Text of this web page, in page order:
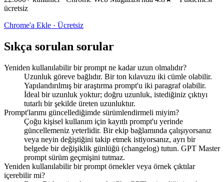
ücretsiz
Chrome'a Ekle · Ücretsiz
Sıkça sorulan sorular
Yeniden kullanılabilir bir prompt ne kadar uzun olmalıdır?
Uzunluk göreve bağlıdır. Bir ton kılavuzu iki cümle olabilir.
Yapılandırılmış bir araştırma prompt'u iki paragraf olabilir.
İdeal bir uzunluk yoktur; doğru uzunluk, istediğiniz çıktıyı
tutarlı bir şekilde üreten uzunluktur.
Prompt'larımı güncellediğimde sürümlendirmeli miyim?
Çoğu kişisel kullanım için kayıtlı prompt'u yerinde
güncellemeniz yeterlidir. Bir ekip bağlamında çalışıyorsanız
veya neyin değiştiğini takip etmek istiyorsanız, ayrı bir
belgede bir değişiklik günlüğü (changelog) tutun. GPT Master
prompt sürüm geçmişini tutmaz.
Yeniden kullanılabilir bir prompt örnekler veya örnek çıktılar
içerebilir mi?